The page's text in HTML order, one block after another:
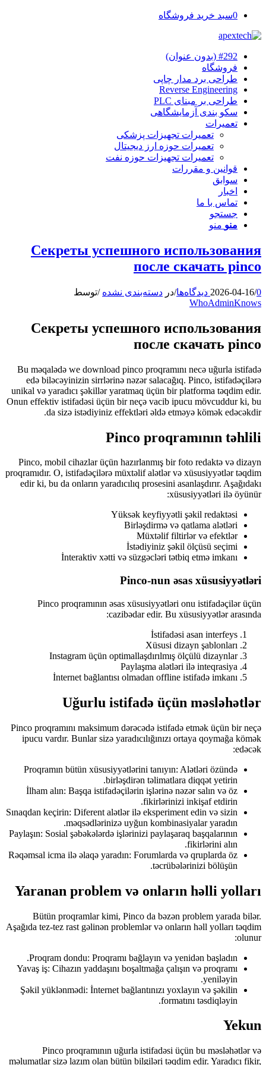
0سبد خرید فروشگاه
#292 (بدون عنوان)
فروشگاه
طراحی برد مدار چاپی
Reverse Engineering
طراحی بر مبنای PLC
سکو بندی آزمایشگاهی
تعمیرات
تعمیرات تجهیزات پزشکی
تعمیرات حوزه ارز دیجیتال
تعمیرات تجهیزات حوزه نفت
قوانین و مقررات
سوابق
اخبار
تماس با ما
جستجو
منو منو
Секреты успешного использования
после скачать pinco
2026-04-16/0 دیدگاه‌ها /در دسته‌بندی نشده /توسط
WhoAdminKnows
Секреты успешного использования
после скачать pinco
Bu məqalədə we download pinco proqramını necə uğurla istifadə
edə biləcəyinizin sirrlərinə nəzər salacağıq. Pinco, istifadəçilərə
unikal və yaradıcı şəkillər yaratmaq üçün bir platforma təqdim edir.
Onun effektiv istifadəsi üçün bir neçə vacib ipucu mövcuddur ki, bu
da sizə istədiyiniz effektləri əldə etməyə kömək edəcəkdir.
Pinco proqramının təhlili
Pinco, mobil cihazlar üçün hazırlanmış bir foto redaktə və dizayn
proqramıdır. O, istifadəçilərə müxtəlif alətlər və xüsusiyyətlər təqdim
edir ki, bu da onların yaradıcılıq prosesini asanlaşdırır. Aşağıdakı
xüsusiyyətləri ilə öyünür:
Yüksək keyfiyyətli şəkil redaktəsi
Birləşdirmə və qatlama alətləri
Müxtəlif filtirlər və efektlər
İstədiyiniz şəkil ölçüsü seçimi
İnteraktiv xətti və süzgəcləri tətbiq etmə imkanı
Pinco-nun əsas xüsusiyyətləri
Pinco proqramının əsas xüsusiyyətləri onu istifadəçilər üçün
cazibədar edir. Bu xüsusiyyətlər arasında:
İstifadəsi asan interfeys
Xüsusi dizayn şablonları
Instagram üçün optimallaşdırılmış ölçülü dizaynlar
Paylaşma alətləri ilə inteqrasiya
İnternet bağlantısı olmadan offline istifadə imkanı
Uğurlu istifadə üçün məsləhətlər
Pinco proqramını maksimum dərəcədə istifadə etmək üçün bir neçə
ipucu vardır. Bunlar sizə yaradıcılığınızı ortaya qoymağa kömək
edəcək:
Proqramın bütün xüsusiyyətlərini tanıyın: Alətləri özündə
birləşdirən təlimatlara diqqət yetirin.
İlham alın: Başqa istifadəçilərin işlərinə nəzər salın və öz
fikirlərinizi inkişaf etdirin.
Sınaqdan keçirin: Diferent alətlər ilə eksperiment edin və sizin
məqsədlərinizə uyğun kombinasiyalar yaradın.
Paylaşın: Sosial şəbəkələrdə işlərinizi paylaşaraq başqalarının
fikirlərini alın.
Rəqəmsal icma ilə əlaqə yaradın: Forumlarda və qruplarda öz
təcrübələrinizi bölüşün.
Yaranan problem və onların həlli yolları
Bütün proqramlar kimi, Pinco da bəzən problem yarada bilər.
Aşağıda tez-tez rast gəlinən problemlər və onların həll yolları təqdim
olunur:
Proqram dondu: Proqramı bağlayın və yenidən başladın.
Yavaş iş: Cihazın yaddaşını boşaltmağa çalışın və proqramı
yeniləyin.
Şəkil yüklənmədi: İnternet bağlantınızı yoxlayın və şəkilin
formatını təsdiqləyin.
Yekun
Pinco proqramının uğurla istifadəsi üçün bu məsləhətlər və
məlumatlar sizə lazım olan bütün bilgiləri təqdim edir. Yaradıcı fikir,